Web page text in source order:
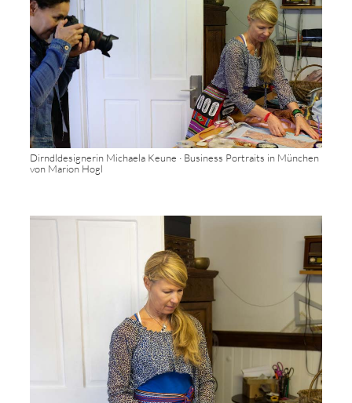
Dirndldesignerin Michaela Keune · Business Portraits in München
von Marion Hogl